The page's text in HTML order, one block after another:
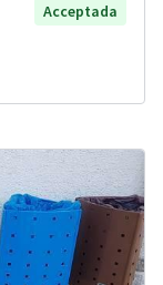
Acceptada